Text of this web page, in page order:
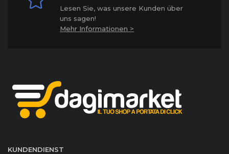
Lesen Sie, was unsere Kunden über
uns sagen!
Mehr Informationen >
KUNDENDIENST